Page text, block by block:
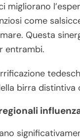
migliorano
come
Questa
entrambi.
birra